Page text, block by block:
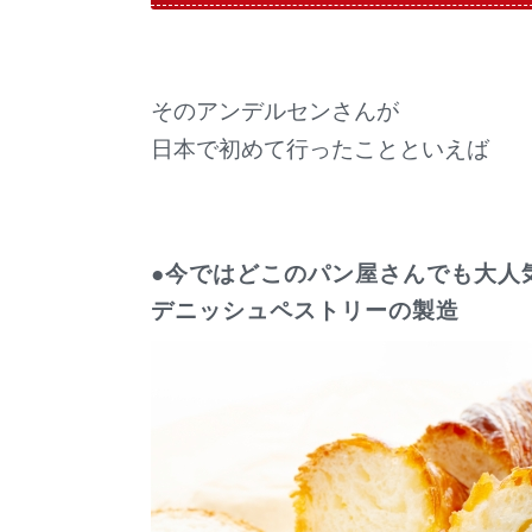
そのアンデルセンさんが
日本で初めて行ったことといえば
●今ではどこのパン屋さんでも大人
デニッシュペストリーの製造